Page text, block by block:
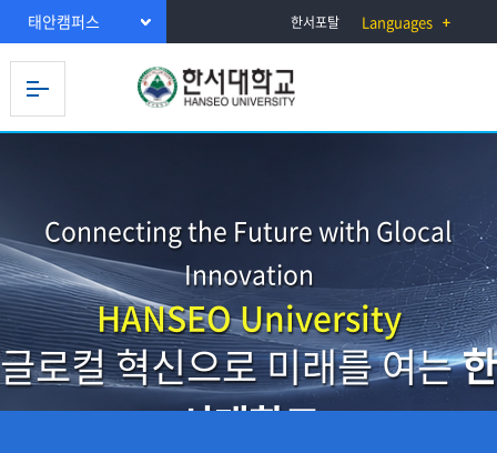
태안캠퍼스 한서포탈 Languages
Connecting the Future with Glocal
Innovation
HANSEO University
글로컬 혁신으로 미래를 여는한
서대학교